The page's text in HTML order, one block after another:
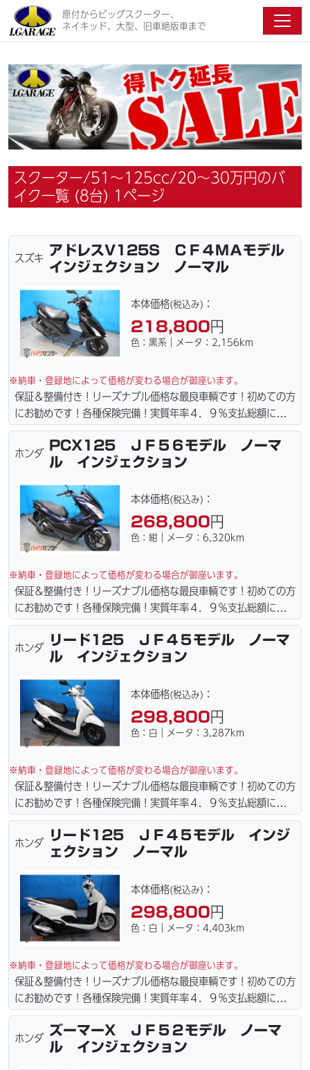
原付からビッグスクーター、
ネイキッド、大型、旧車絶版車まで
スクーター/51～125cc/20〜30万円のバ
イク一覧 (8台) 1ページ
スズキ
アドレスV125S ＣＦ４ＭＡモデル
インジェクション ノーマル
本体価格(税込み) ：
218,800円
色：黒系｜メータ：2,156km
※納車・登録地によって価格が変わる場合が御座います。
保証＆整備付き！リーズナブル価格な最良車輌です！初めての方
にお勧めです！各種保険完備！実質年率４．９％支払総額に自賠
責保険１年含まれてます。全国どこでも１万円〜4.5万円にて配
達致します！！（離島の場合は港止めになります）ｗｅｂロー
ン・カード各種取り扱ってます。タイヤ・ブレーキパッド・ベル
ズナブルな価格にて消耗品交換プラン１万〜ご用意しておりま
す。詳しくはお問合わせ下さい。ご契約後の取り置き＆保管無料
サービス行ってます。当社ホームページにて詳細画像見れます。
ホンダ
PCX125 ＪＦ５６モデル ノーマ
ル インジェクション
本体価格(税込み) ：
268,800円
色：紺｜メータ：6,320km
※納車・登録地によって価格が変わる場合が御座います。
保証＆整備付き！リーズナブル価格な最良車輌です！初めての方
にお勧めです！各種保険完備！実質年率４．９％支払総額に自賠
責保険１年含まれてます。全国どこでも１万円〜4.5万円にて配
達致します！！（離島の場合は港止めになります）ｗｅｂロー
ン・カード各種取り扱ってます。タイヤ・ブレーキパッド・ベル
ズナブルな価格にて消耗品交換プラン１万〜ご用意しておりま
す。詳しくはお問合わせ下さい。ご契約後の取り置き＆保管無料
サービス行ってます。当社ホームページにて詳細画像見れます。
ホンダ
リード125 ＪＦ４５モデル ノーマ
ル インジェクション
本体価格(税込み) ：
298,800円
色：白｜メータ：3,287km
※納車・登録地によって価格が変わる場合が御座います。
保証＆整備付き！リーズナブル価格な最良車輌です！初めての方
にお勧めです！各種保険完備！実質年率４．９％支払総額に自賠
責保険１年含まれてます。全国どこでも１万円〜4.5万円にて配
達致します！！（離島の場合は港止めになります）ｗｅｂロー
ン・カード各種取り扱ってます。タイヤ・ブレーキパッド・ベル
ズナブルな価格にて消耗品交換プラン１万〜ご用意しておりま
す。詳しくはお問合わせ下さい。ご契約後の取り置き＆保管無料
サービス行ってます。当社ホームページにて詳細画像見れます。
ホンダ
リード125 ＪＦ４５モデル インジ
ェクション ノーマル
本体価格(税込み) ：
298,800円
色：白｜メータ：4,403km
※納車・登録地によって価格が変わる場合が御座います。
保証＆整備付き！リーズナブル価格な最良車輌です！初めての方
にお勧めです！各種保険完備！実質年率４．９％支払総額に自賠
責保険１年含まれてます。全国どこでも１万円〜4.5万円にて配
達致します！！（離島の場合は港止めになります）ｗｅｂロー
ン・カード各種取り扱ってます。タイヤ・ブレーキパッド・ベル
ホンダ
ズーマーX ＪＦ５２モデル ノーマ
ル インジェクション